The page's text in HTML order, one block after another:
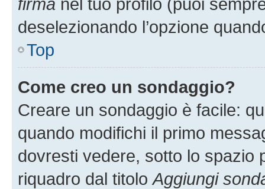
deselezionando l’opzione
Top
Come creo un sondaggio?
Creare un sondaggio è facile:
quando modifichi il primo
dovresti vedere, sotto lo spazio
riquadro dal titoloAggiungi